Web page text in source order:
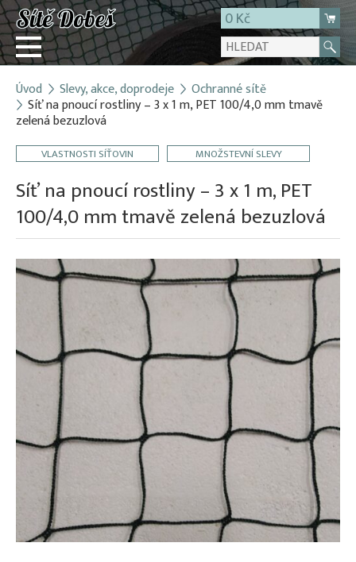
0 Kč
Přihlásit
Registrace
E-shop
O firmě
Kontakt
Úvod Slevy, akce, doprodeje Ochranné sítě
Síť na pnoucí rostliny – 3 x 1 m, PET 100/4,0 mm tmavě
zelená bezuzlová
VLASTNOSTI SÍŤOVIN MNOŽSTEVNÍ SLEVY
Síť na pnoucí rostliny – 3 x 1 m, PET
100/4,0 mm tmavě zelená bezuzlová